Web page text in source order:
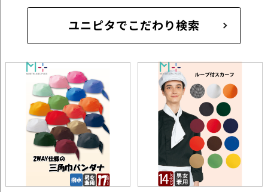
ユニピタでこだわり検索